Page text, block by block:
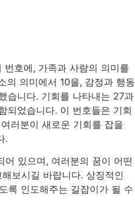
호에, 가족과 사람의 의미를
의 의미에서 10을, 감정과 행동
습니다. 기회를 나타내는 27과
되었습니다. 이 번호들은 기회
러분이 새로운 기회를 잡을
.
있으며, 여러분의 꿈이 어떤
보시길 바랍니다. 상징적인
록 인도해주는 길잡이가 될 수